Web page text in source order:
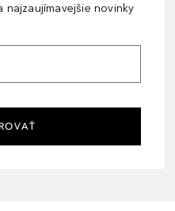
najzaujímavejšie novinky